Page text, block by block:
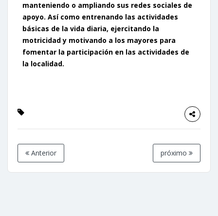
manteniendo o ampliando sus redes sociales de
apoyo. Así como entrenando las actividades
básicas de la vida diaria, ejercitando la
motricidad y motivando a los mayores para
fomentar la participación en las actividades de
la localidad.
Anterior próximo